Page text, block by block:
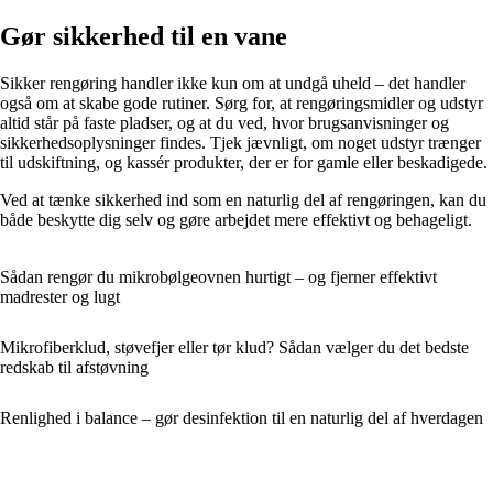
Gør sikkerhed til en vane
Sikker rengøring handler ikke kun om at undgå uheld – det handler
også om at skabe gode rutiner. Sørg for, at rengøringsmidler og udstyr
altid står på faste pladser, og at du ved, hvor brugsanvisninger og
sikkerhedsoplysninger findes. Tjek jævnligt, om noget udstyr trænger
til udskiftning, og kassér produkter, der er for gamle eller beskadigede.
Ved at tænke sikkerhed ind som en naturlig del af rengøringen, kan du
både beskytte dig selv og gøre arbejdet mere effektivt og behageligt.
Sådan rengør du mikrobølgeovnen hurtigt – og fjerner effektivt
madrester og lugt
Mikrofiberklud, støvefjer eller tør klud? Sådan vælger du det bedste
redskab til afstøvning
Renlighed i balance – gør desinfektion til en naturlig del af hverdagen